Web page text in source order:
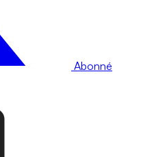
Abonné